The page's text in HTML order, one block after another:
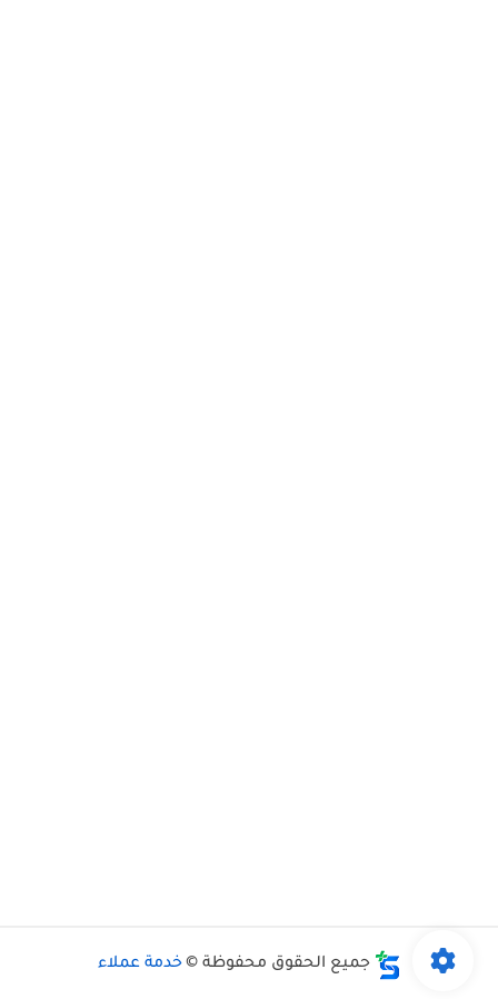
جميع الحقوق محفوظة © خدمة عملاء